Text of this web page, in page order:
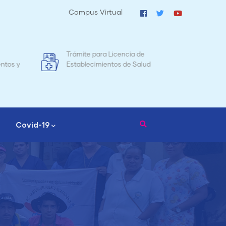
Campus Virtual
Mapa de Mortalidad Materna en
Nicaragua
Covid-19